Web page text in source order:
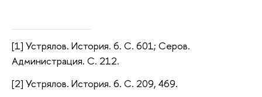
[1] Устрялов. История. 6. С. 601; Серов.
Администрация. С. 212.
[2] Устрялов. История. 6. С. 209, 469.